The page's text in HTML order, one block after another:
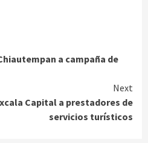
a campaña de
Next
Capital a prestadores de
servicios turísticos